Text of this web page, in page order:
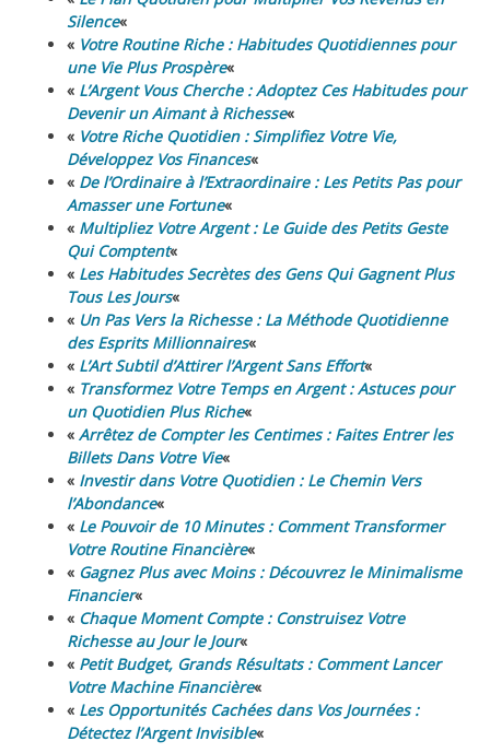
Silence«
« Votre Routine Riche : Habitudes Quotidiennes pour
une Vie Plus Prospère«
« L’Argent Vous Cherche : Adoptez Ces Habitudes pour
Devenir un Aimant à Richesse«
« Votre Riche Quotidien : Simplifiez Votre Vie,
Développez Vos Finances«
« De l’Ordinaire à l’Extraordinaire : Les Petits Pas pour
Amasser une Fortune«
« Multipliez Votre Argent : Le Guide des Petits Geste
Qui Comptent«
« Les Habitudes Secrètes des Gens Qui Gagnent Plus
Tous Les Jours«
« Un Pas Vers la Richesse : La Méthode Quotidienne
des Esprits Millionnaires«
« L’Art Subtil d’Attirer l’Argent Sans Effort«
« Transformez Votre Temps en Argent : Astuces pour
un Quotidien Plus Riche«
« Arrêtez de Compter les Centimes : Faites Entrer les
Billets Dans Votre Vie«
« Investir dans Votre Quotidien : Le Chemin Vers
l’Abondance«
« Le Pouvoir de 10 Minutes : Comment Transformer
Votre Routine Financière«
« Gagnez Plus avec Moins : Découvrez le Minimalisme
Financier«
« Chaque Moment Compte : Construisez Votre
Richesse au Jour le Jour«
« Petit Budget, Grands Résultats : Comment Lancer
Votre Machine Financière«
« Les Opportunités Cachées dans Vos Journées :
Détectez l’Argent Invisible«